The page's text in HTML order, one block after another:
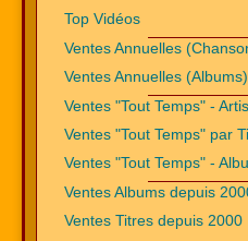
Top Vidéos
Ventes Annuelles
Ventes Annuelles (Albums)
Ventes "Tout Temps" -
Ventes "Tout Temps" par
Ventes "Tout Temps" -
Ventes Albums depuis
Ventes Titres depuis 2000